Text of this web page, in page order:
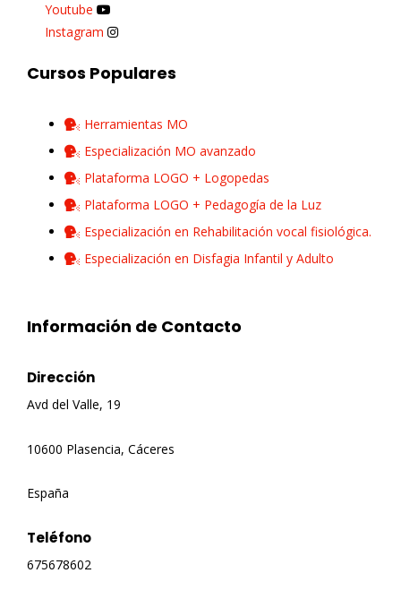
Youtube
Instagram
Cursos Populares
Herramientas MO
Especialización MO avanzado
Plataforma LOGO + Logopedas
Plataforma LOGO + Pedagogía de la Luz
Especialización en Rehabilitación vocal fisiológica.
Especialización en Disfagia Infantil y Adulto
Información de Contacto
Dirección
Avd del Valle, 19
10600 Plasencia, Cáceres
España
Teléfono
675678602